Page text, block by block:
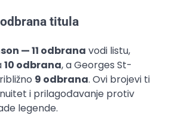
titula
— 11 odbrana vodi listu,
10 odbrana, a Georges St-
9 odbrana. Ovi brojevi ti
i prilagođavanje protiv
legende.